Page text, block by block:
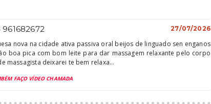
27/07/2026
nova na cidade ativa passiva oral beijos de linguado sen enganos
boa pica com bom leite para dar massagem relaxante pelo corpo
massagista deixarei te bem relaxa...
FAÇO VÍDEO CHAMADA